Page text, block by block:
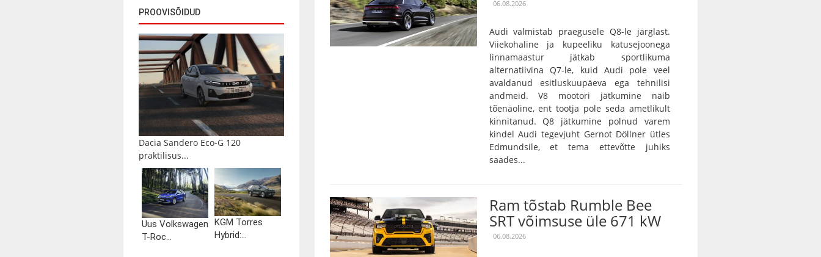
PROOVISÕIDUD
Dacia Sandero Eco-G 120
praktilisus...
Uus Volkswagen
T-Roc...
KGM Torres
Hybrid:...
06.08.2026
Audi valmistab praegusele Q8-le järglast.
Viiekohaline ja kupeeliku katusejoonega
linnamaastur jätkab sportlikuma
alternatiivina Q7-le, kuid Audi pole veel
avaldanud esitluskuupäeva ega tehnilisi
andmeid. V8 mootori jätkumine näib
tõenäoline, ent tootja pole seda ametlikult
kinnitanud. Q8 jätkumine polnud varem
kindel Audi tegevjuht Gernot Döllner ütles
Edmundsile, et tema ettevõtte juhiks
saades...
Ram tõstab Rumble Bee
SRT võimsuse üle 671 kW
06.08.2026